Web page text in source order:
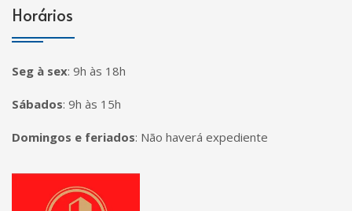
Horários
Seg à sex: 9h às 18h
Sábados: 9h às 15h
Domingos e feriados: Não haverá expediente
Página inicial